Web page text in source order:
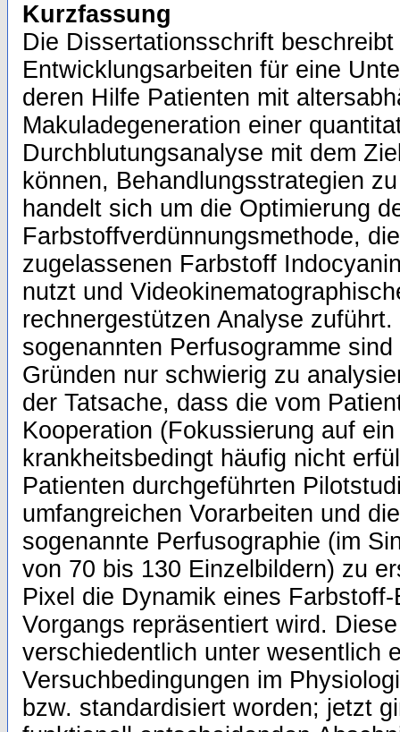
Kurzfassung
Die Dissertationsschrift beschreibt
Entwicklungsarbeiten für eine
deren Hilfe Patienten mit
Makuladegeneration einer
Durchblutungsanalyse mit dem
können, Behandlungsstrategien
handelt sich um die Optimierung
Farbstoffverdünnungsmethode,
zugelassenen Farbstoff
nutzt und
rechnergestützen Analyse
sogenannten Perfusogramme
Gründen nur schwierig zu
der Tatsache, dass die vom
Kooperation (Fokussierung auf
krankheitsbedingt häufig nicht
Patienten durchgeführten
umfangreichen Vorarbeiten und
sogenannte Perfusographie (im
von 70 bis 130 Einzelbildern) zu
Pixel die Dynamik eines
Vorgangs repräsentiert wird.
verschiedentlich unter wesentlich
Versuchbedingungen im
bzw. standardisiert worden; jetzt